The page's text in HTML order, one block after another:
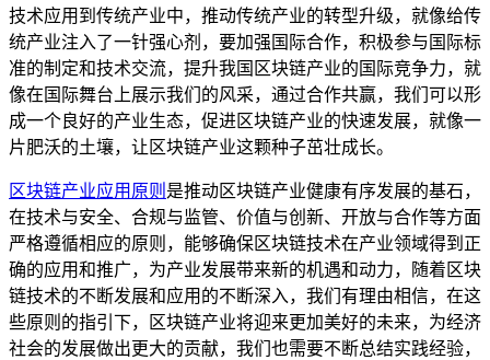
技术应用到传统产业中，推动传统产业的转型升级，就像给传
统产业注入了一针强心剂，要加强国际合作，积极参与国际标
准的制定和技术交流，提升我国区块链产业的国际竞争力，就
像在国际舞台上展示我们的风采，通过合作共赢，我们可以形
成一个良好的产业生态，促进区块链产业的快速发展，就像一
片肥沃的土壤，让区块链产业这颗种子茁壮成长。
区块链产业应用原则 是推动区块链产业健康有序发展的基石，
在技术与安全、合规与监管、价值与创新、开放与合作等方面
严格遵循相应的原则，能够确保区块链技术在产业领域得到正
确的应用和推广，为产业发展带来新的机遇和动力，随着区块
链技术的不断发展和应用的不断深入，我们有理由相信，在这
些原则的指引下，区块链产业将迎来更加美好的未来，为经济
社会的发展做出更大的贡献，我们也需要不断总结实践经验，